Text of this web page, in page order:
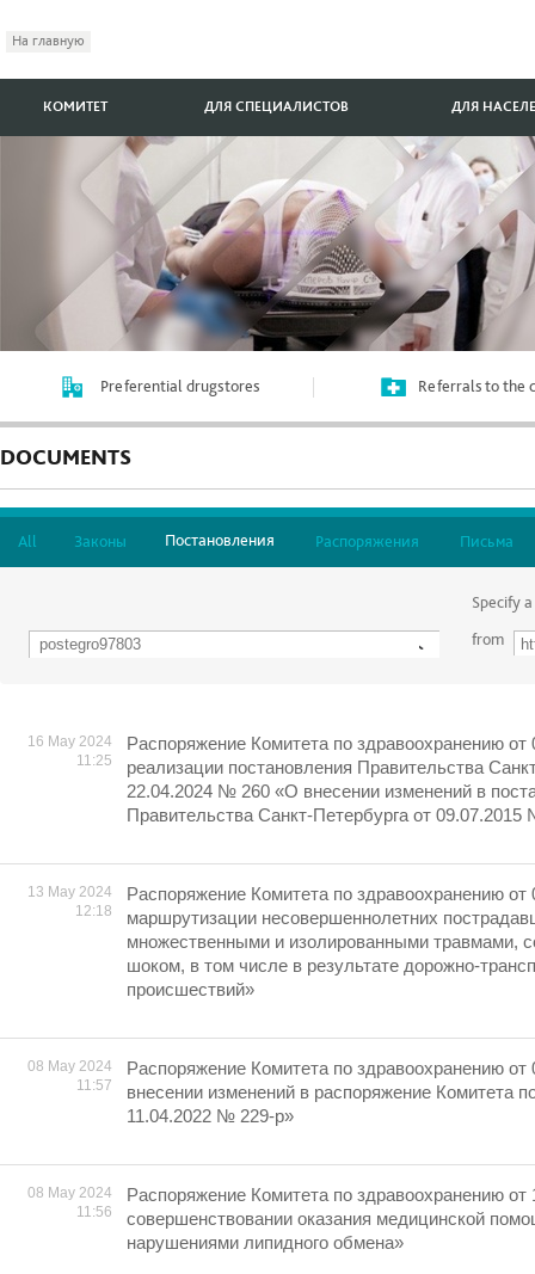
На главную
КОМИТЕТ ДЛЯ СПЕЦИАЛИСТОВ ДЛЯ
Preferential drugstores Referrals to the
DOCUMENTS
All Законы Постановления Распоряжения Письма
Specify
from
16 May 2024
11:25
Распоряжение Комитета по здравоохранению
реализации постановления Правительства
22.04.2024 № 260 «О внесении изменений в
Правительства Санкт-Петербурга от 09.07.2015
13 May 2024
12:18
Распоряжение Комитета по здравоохранению
маршрутизации несовершеннолетних
множественными и изолированными травмами,
шоком, в том числе в результате дорожно-
происшествий»
08 May 2024
11:57
Распоряжение Комитета по здравоохранению
внесении изменений в распоряжение Комитета
11.04.2022 № 229-р»
08 May 2024
11:56
Распоряжение Комитета по здравоохранению
совершенствовании оказания медицинской
нарушениями липидного обмена»